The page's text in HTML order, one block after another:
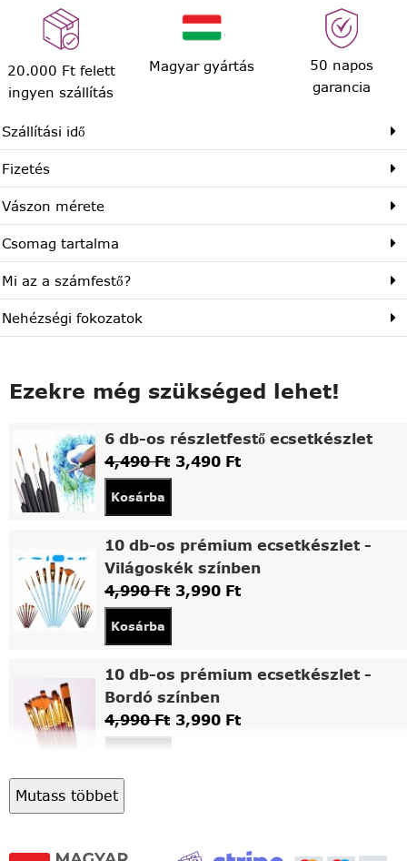
20.000 Ft felett
ingyen szállítás
Magyar gyártás
50 napos
garancia
Szállítási idő
Fizetés
Vászon mérete
Csomag tartalma
Mi az a számfestő?
Nehézségi fokozatok
Ezekre még szükséged lehet!
6 db-os részletfestő ecsetkészlet
4,490Ft 3,490 Ft
Kosárba
10 db-os prémium ecsetkészlet -
Világoskék színben
4,990Ft 3,990 Ft
Kosárba
10 db-os prémium ecsetkészlet -
Bordó színben
4,990Ft 3,990 Ft
Asztali fa festőállvány
Mutass többet